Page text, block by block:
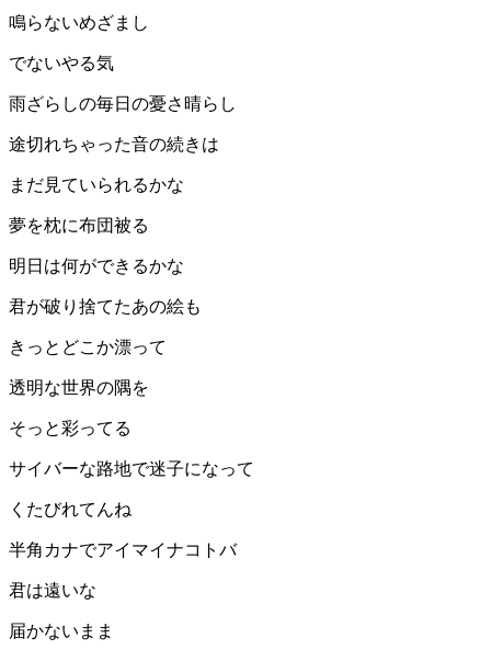
鳴らないめざまし
でないやる気
雨ざらしの毎日の憂さ晴らし
途切れちゃった音の続きは
まだ見ていられるかな
夢を枕に布団被る
明日は何ができるかな
君が破り捨てたあの絵も
きっとどこか漂って
透明な世界の隅を
そっと彩ってる
サイバーな路地で迷子になって
くたびれてんね
半角カナでアイマイナコトバ
君は遠いな
届かないまま